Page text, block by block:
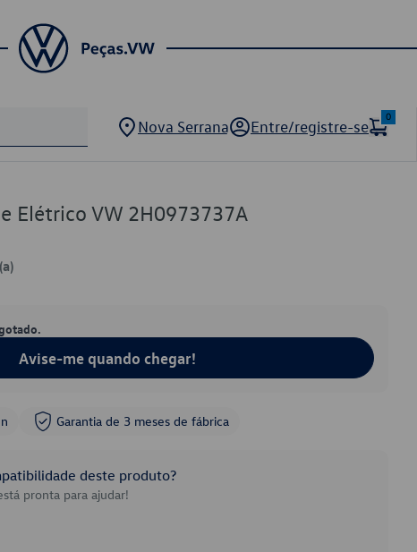
Nova Serrana Entre/registre-se
0
Elétrico VW 2H0973737A
Avise-me quando chegar!
Garantia de 3 meses de fábrica
deste produto?
pronta para ajudar!